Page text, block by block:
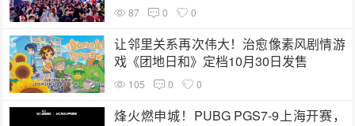
87 0 0
让邻里关系再次伟大！治愈像素风剧情游
戏《团地日和》定档10月30日发售
105 0 0
烽火燃申城！PUBG PGS7-9上海开赛，